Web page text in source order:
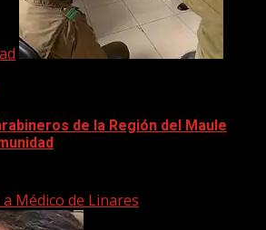
de la Región del Maule
Médico de Linares